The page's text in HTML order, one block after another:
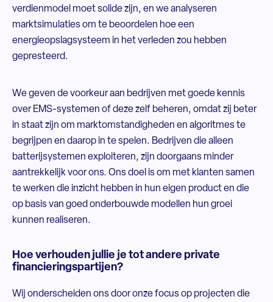
verdienmodel moet solide zijn, en we analyseren
marktsimulaties om te beoordelen hoe een
energieopslagsysteem in het verleden zou hebben
gepresteerd.
We geven de voorkeur aan bedrijven met goede kennis
over EMS-systemen of deze zelf beheren, omdat zij beter
in staat zijn om marktomstandigheden en algoritmes te
begrijpen en daarop in te spelen. Bedrijven die alleen
batterijsystemen exploiteren, zijn doorgaans minder
aantrekkelijk voor ons. Ons doel is om met klanten samen
te werken die inzicht hebben in hun eigen product en die
op basis van goed onderbouwde modellen hun groei
kunnen realiseren.
Hoe verhouden jullie je tot andere private
financieringspartijen?
Wij onderscheiden ons door onze focus op projecten die